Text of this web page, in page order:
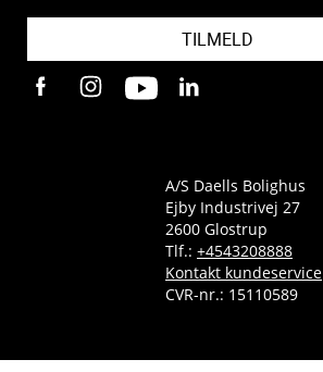
TILMELD
A/S Daells Bolighus
Ejby Industrivej 27
2600 Glostrup
Tlf.: +4543208888
Kontakt kundeservice
CVR-nr.: 15110589